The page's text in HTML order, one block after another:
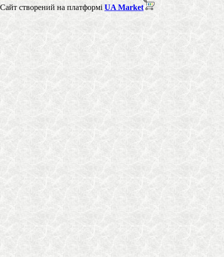
Сайт створений на платформі UA Market